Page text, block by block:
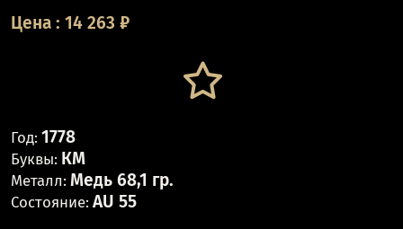
Цена : 14 263 ₽
Год: 1778
Буквы: КМ
Металл: Медь 68,1 гр.
Состояние: AU 55